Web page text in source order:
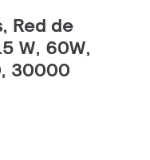
Red de
W, 60W,
30000